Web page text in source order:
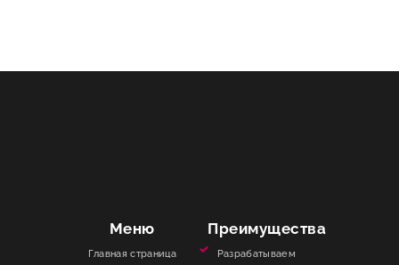
Меню
Главная страница
Преимущества
Разрабатываем